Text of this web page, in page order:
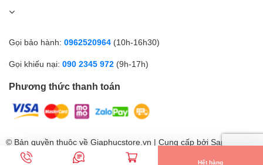
Gọi bảo hành: 0962520964 (10h-16h30)
Gọi khiếu nại: 090 2345 972 (9h-17h)
Phương thức thanh toán
© Bản quyền thuộc về Giaphucstore.vn | Cung cấp bởi Sapo
Hết hàng